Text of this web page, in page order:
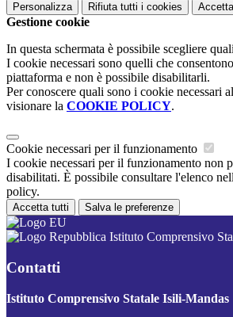
Personalizza Rifiuta tutti i cookies
Gestione cookie
In questa schermata è possibile scegliere
I cookie necessari sono quelli che
piattaforma e non è possibile disabilitarli.
Per conoscere quali sono i cookie necessari
visionare la COOKIE POLICY.
Cookie necessari per il funzionamento
I cookie necessari per il funzionamento non
disabilitati. È possibile consultare l'elenco
policy.
Accetta tutti Salva le preferenze
Istituto Comprensivo
Contatti
Istituto Comprensivo Statale Isili-Mandas